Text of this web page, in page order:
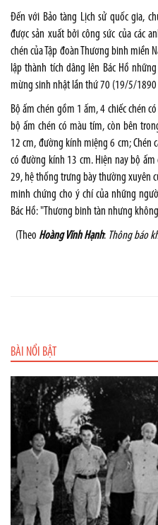
Đến với Bảo tàng Lịch sử quốc gia,
được sản xuất bởi công sức của các
chén của Tập đoàn Thương binh miền
lập thành tích dâng lên Bác Hồ
mừng sinh nhật lần thứ 70 (19/5/
Bộ ấm chén gồm 1 ấm, 4 chiếc chén
bộ ấm chén có màu tím, còn bên
12 cm, đường kính miệng 6 cm; Chén
có đường kính 13 cm. Hiện nay bộ
29, hệ thống trưng bày thường xuyên
minh chứng cho ý chí của những
Bác Hồ: "Thương binh tàn nhưng
(Theo Hoàng Vĩnh Hạnh: Thông báo
BÀI NỔI BẬT